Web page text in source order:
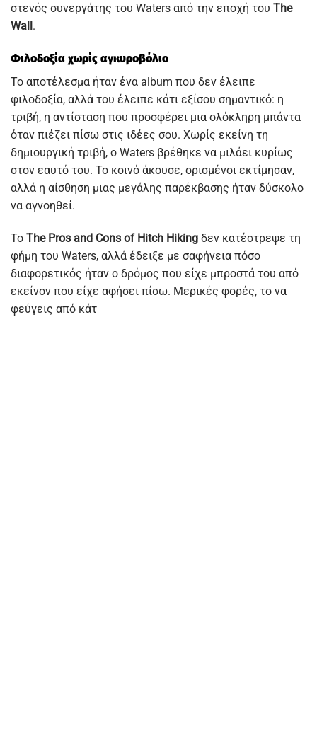
στενός συνεργάτης του Waters από την εποχή του The
Wall.
Φιλοδοξία χωρίς αγκυροβόλιο
Το αποτέλεσμα ήταν ένα album που δεν έλειπε
φιλοδοξία, αλλά του έλειπε κάτι εξίσου σημαντικό: η
τριβή, η αντίσταση που προσφέρει μια ολόκληρη μπάντα
όταν πιέζει πίσω στις ιδέες σου. Χωρίς εκείνη τη
δημιουργική τριβή, ο Waters βρέθηκε να μιλάει κυρίως
στον εαυτό του. Το κοινό άκουσε, ορισμένοι εκτίμησαν,
αλλά η αίσθηση μιας μεγάλης παρέκβασης ήταν δύσκολο
να αγνοηθεί.
Το The Pros and Cons of Hitch Hiking δεν κατέστρεψε τη
φήμη του Waters, αλλά έδειξε με σαφήνεια πόσο
διαφορετικός ήταν ο δρόμος που είχε μπροστά του από
εκείνον που είχε αφήσει πίσω. Μερικές φορές, το να
φεύγεις από κάτ